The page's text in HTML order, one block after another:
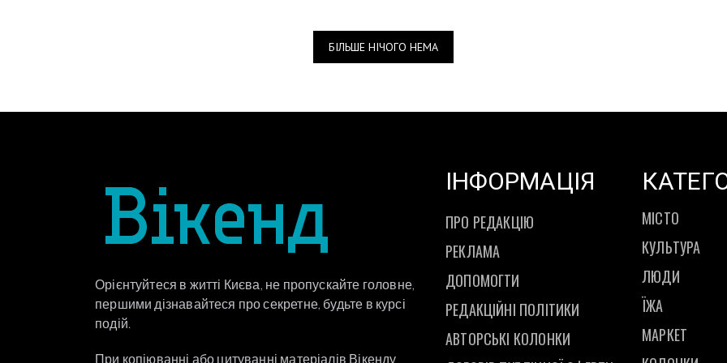
БІЛЬШЕ НІЧОГО НЕМА
Орієнтуйтеся в житті Києва, не пропускайте головне,
першими дізнавайтеся про секретне, будьте в курсі
подій.
При копіюванні або цитуванні матеріалів Вікенду
ІНФОРМАЦІЯ
ПРО РЕДАКЦІЮ
РЕКЛАМА
ДОПОМОГТИ
РЕДАКЦІЙНІ ПОЛІТИКИ
АВТОРСЬКІ КОЛОНКИ
МІСТО
КУЛЬТУРА
ЛЮДИ
ЇЖА
МАРКЕТ